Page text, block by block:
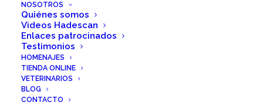
NOSOTROS
Quiénes somos
Videos Hadescan
Enlaces patrocinados
Testimonios
HOMENAJES
TIENDA ONLINE
VETERINARIOS
BLOG
CONTACTO